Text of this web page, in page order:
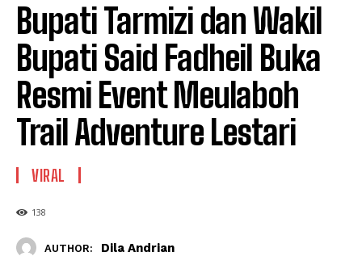
Bupati Tarmizi dan Wakil
Bupati Said Fadheil Buka
Resmi Event Meulaboh
Trail Adventure Lestari
VIRAL
138
AUTHOR: Dila Andrian